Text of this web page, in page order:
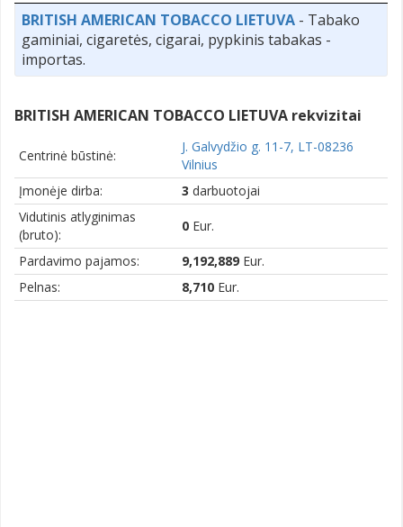
BRITISH AMERICAN TOBACCO LIETUVA - Tabako
gaminiai, cigaretės, cigarai, pypkinis tabakas -
importas.
BRITISH AMERICAN TOBACCO LIETUVA rekvizitai
Centrinė būstinė:
J. Galvydžio g. 11-7, LT-08236
Vilnius
Įmonėje dirba:
3 darbuotojai
Vidutinis atlyginimas
(bruto):
0 Eur.
Pardavimo pajamos: 9,192,889 Eur.
Pelnas:
8,710 Eur.